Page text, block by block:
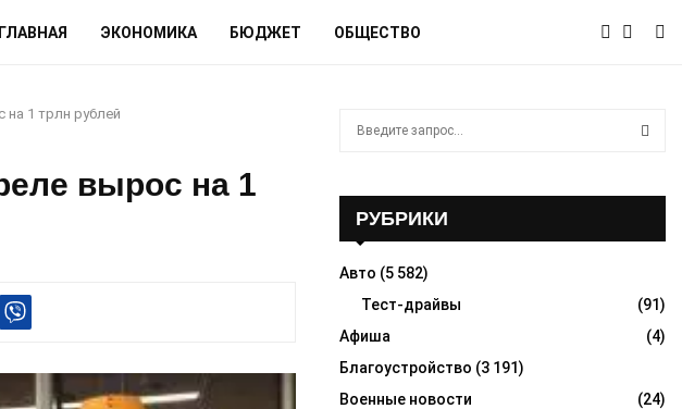
ГЛАВНАЯ ЭКОНОМИКА БЮДЖЕТ ОБЩЕСТВО
1 трлн рублей
вырос на 1
o
R
C
H
РУБРИКИ
Авто (5 582)
Тест-драйвы
(91)
Афиша
(4)
Благоустройство (3 191)
Военные новости
(24)